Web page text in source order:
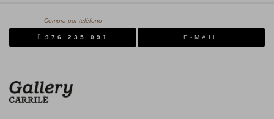
Compra por teléfono
976 235 091 E-MAIL